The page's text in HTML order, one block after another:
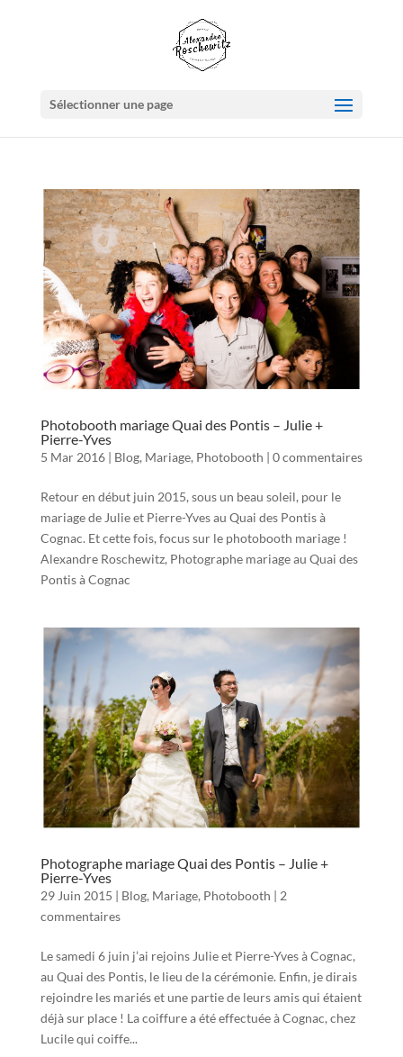
Sélectionner une page
Photobooth mariage Quai des Pontis – Julie +
Pierre-Yves
5 Mar 2016| Blog, Mariage, Photobooth | 0 commentaires
Retour en début juin 2015, sous un beau soleil, pour le
mariage de Julie et Pierre-Yves au Quai des Pontis à
Cognac. Et cette fois, focus sur le photobooth mariage !
Alexandre Roschewitz, Photographe mariage au Quai des
Pontis à Cognac
Photographe mariage Quai des Pontis – Julie +
Pierre-Yves
29 Juin 2015 | Blog, Mariage, Photobooth | 2
commentaires
Le samedi 6 juin j’ai rejoins Julie et Pierre-Yves à Cognac,
au Quai des Pontis, le lieu de la cérémonie. Enfin, je dirais
rejoindre les mariés et une partie de leurs amis qui étaient
déjà sur place ! La coiffure a été effectuée à Cognac, chez
Lucile qui coiffe...